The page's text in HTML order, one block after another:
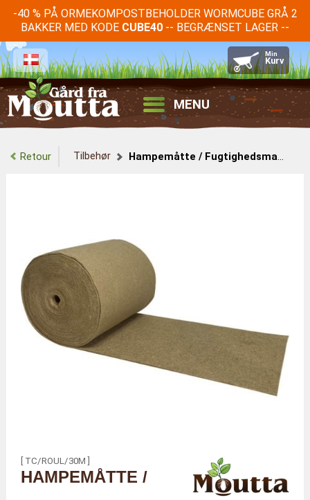
-40 % PÅ ORMEKOMPOSTBEHOLDER WORMCUBE GRÅ 2
BAKKER MED KODE CUBE40 -- BEGRÆNSET LAGER --
MENU
Retour Tilbehør Hampemåtte / Fugtighedsmadras Rulle 30M
[ TC/ROUL/30M ]
HAMPEMÅTTE /